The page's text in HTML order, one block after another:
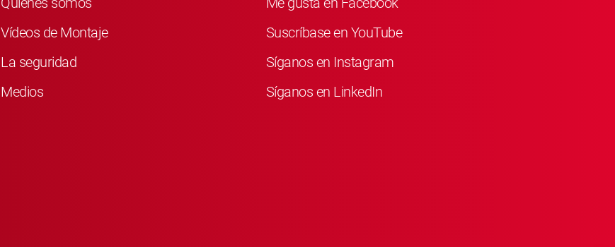
Vídeos de Montaje
La seguridad
Medios
Suscríbase en YouTube
Síganos en Instagram
Síganos en LinkedIn